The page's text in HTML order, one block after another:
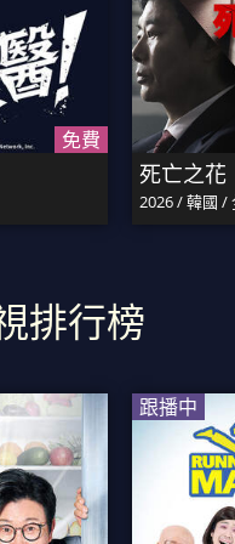
免費
死亡之花
2026 / 韓國 /
排行榜
跟播中